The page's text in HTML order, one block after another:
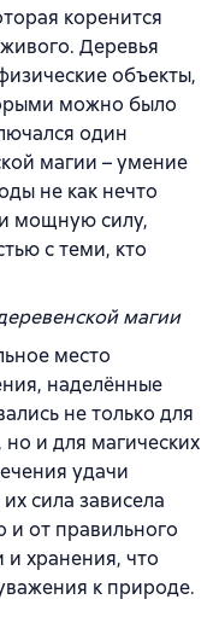
коренится
Деревья
объекты,
можно было
один
магии – умение
не как нечто
мощную силу,
с теми, кто
магии
место
наделённые
не только для
и для магических
удачи
сила зависела
и от правильного
хранения, что
к природе.